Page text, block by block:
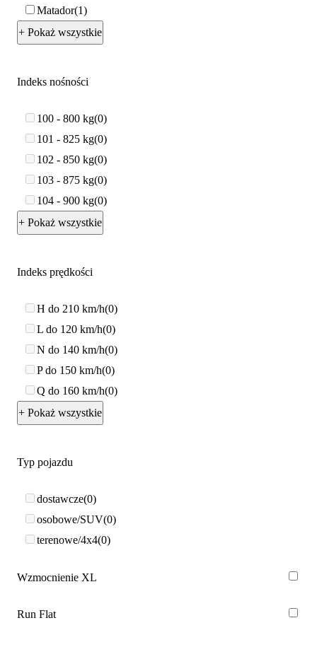
Matador 1
+ Pokaż wszystkie
Indeks nośności
100 - 800 kg 0
101 - 825 kg 0
102 - 850 kg 0
103 - 875 kg 0
104 - 900 kg 0
+ Pokaż wszystkie
Indeks prędkości
H do 210 km/h 0
L do 120 km/h 0
N do 140 km/h 0
P do 150 km/h 0
Q do 160 km/h 0
+ Pokaż wszystkie
Typ pojazdu
dostawcze 0
osobowe/SUV 0
terenowe/4x4 0
Wzmocnienie XL
Run Flat